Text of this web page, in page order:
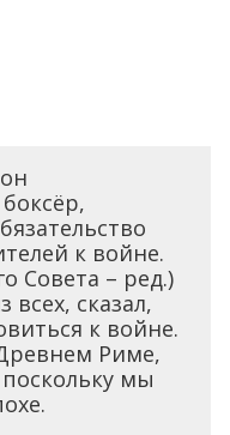
к войне.
Совета – ред.)
сказал,
к войне.
Риме,
мы